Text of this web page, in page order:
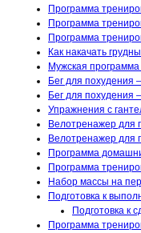
Программа
Программа
Программа
Как накачать
Мужская
Бег для похудения
Бег для похудения
Упражнения с
Велотренажер для
Велотренажер для
Программа
Программа
Набор массы на
Подготовка к
Подготовка к
Программа